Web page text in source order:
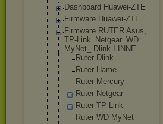
Dashboard Huawei-ZTE
Firmware Huawei-ZTE
Firmware RUTER Asus,
TP-Link_Netgear_WD
MyNet_ Dlink I INNE
Ruter Dlink
Ruter Hame
Ruter Mercury
Ruter Netgear
Ruter TP-Link
Ruter WD MyNet